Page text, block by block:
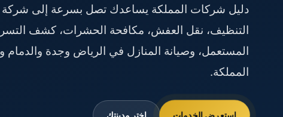
دليل شركات المملكة يساعدك تصل بسرعة إلى شركة
التنظيف، نقل العفش، مكافحة الحشرات، كشف
المستعمل، وصيانة المنازل في الرياض وجدة والدمام
المملكة.